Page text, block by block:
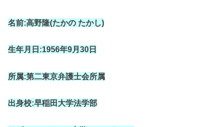
名前:高野隆(たかの たかし)
生年月日 :1956年9月30 日
所属:第二東京弁護士会所属
出身校:早稲田大学法学部